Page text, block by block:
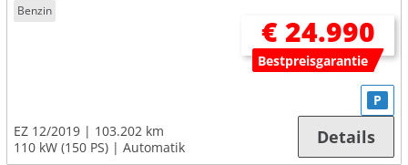
Benzin
€ 24.990
Bestpreisgarantie
EZ 12/2019
103.202 km
110 kW (150 PS)
Automatik
P
Details